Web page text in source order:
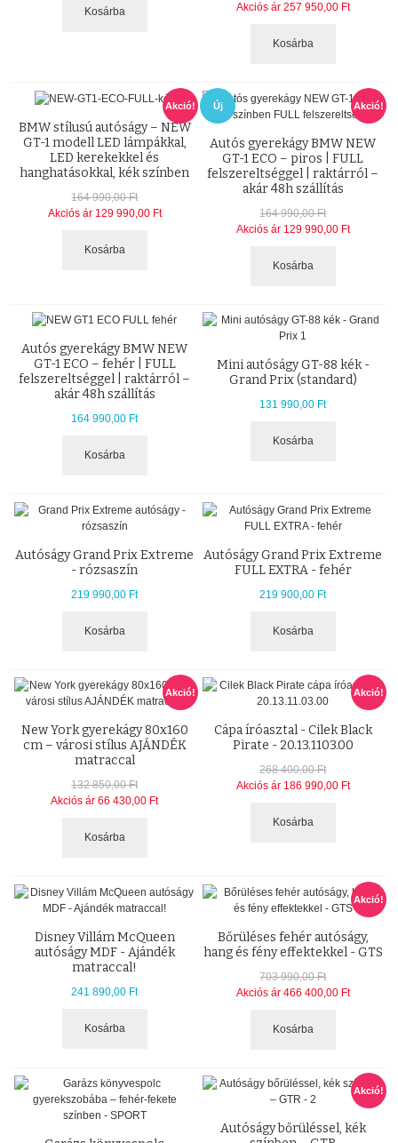
Kosárba
Akciós ár 257 950,00 Ft
Kosárba
Akció!
BMW stílusú autóságy – NEW
GT-1 modell LED lámpákkal,
LED kerekekkel és
hanghatásokkal, kék színben
164 990,00 Ft
Akciós ár 129 990,00 Ft
Kosárba
Új Akció!
Autós gyerekágy BMW NEW
GT-1 ECO – piros | FULL
felszereltséggel | raktárról –
akár 48h szállítás
164 990,00 Ft
Akciós ár 129 990,00 Ft
Kosárba
Autós gyerekágy BMW NEW
GT-1 ECO – fehér | FULL
felszereltséggel | raktárról –
akár 48h szállítás
164 990,00 Ft
Kosárba
Mini autóságy GT-88 kék -
Grand Prix (standard)
131 990,00 Ft
Kosárba
Autóságy Grand Prix Extreme
- rózsaszín
219 990,00 Ft
Kosárba
Autóságy Grand Prix Extreme
FULL EXTRA - fehér
219 900,00 Ft
Kosárba
Akció!
New York gyerekágy 80x160
cm – városi stílus AJÁNDÉK
matraccal
132 850,00 Ft
Akciós ár 66 430,00 Ft
Kosárba
Akció!
Cápa íróasztal - Cilek Black
Pirate - 20.13.1103.00
268 400,00 Ft
Akciós ár 186 990,00 Ft
Kosárba
Disney Villám McQueen
autóságy MDF - Ajándék
matraccal!
241 890,00 Ft
Kosárba
Akció!
Bőrüléses fehér autóságy,
hang és fény effektekkel - GTS
703 990,00 Ft
Akciós ár 466 400,00 Ft
Kosárba
Akció!
Autóságy bőrüléssel, kék